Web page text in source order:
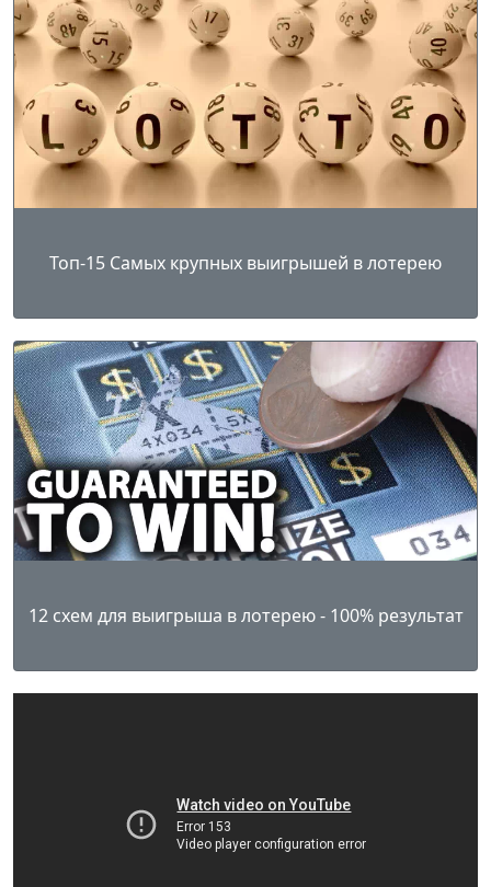
Топ-15 Самых крупных выигрышей в лотерею
12 схем для выигрыша в лотерею - 100% результат